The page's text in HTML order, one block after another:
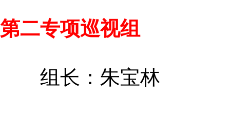
第二专项巡视组
组长：朱宝林